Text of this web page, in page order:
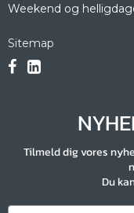
Weekend og
Sitemap
Tilmeld dig vores
Du